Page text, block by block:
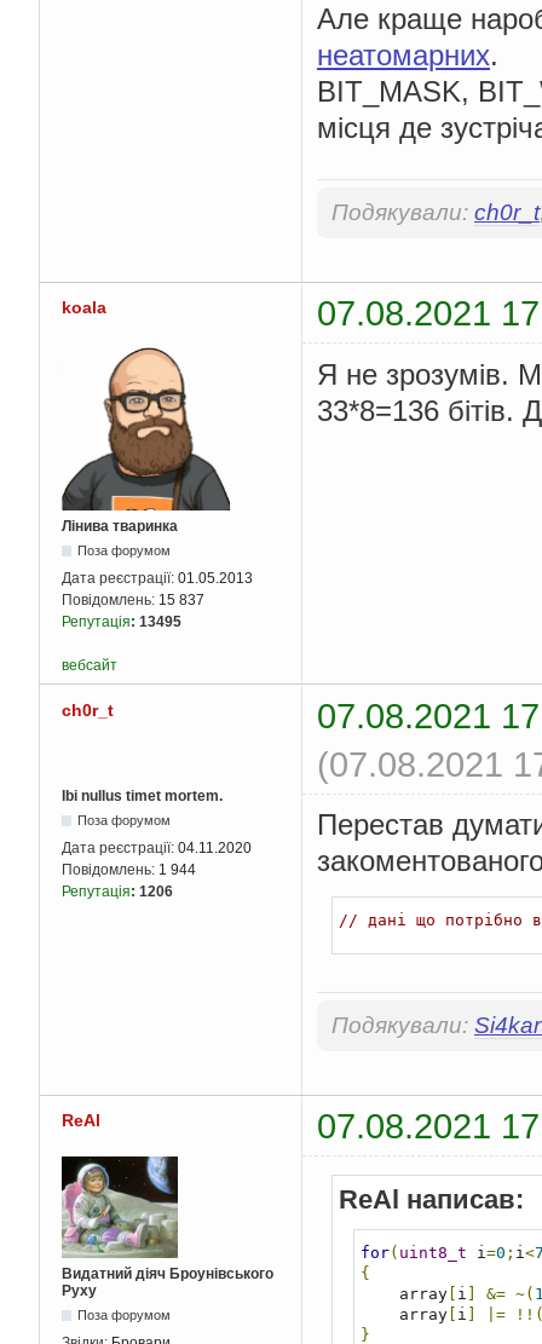
Але краще
неатомарних.
BIT_MASK,
місця де
Подякували: ch0r_t
koala 07.08.2021
Лінива тваринка
Поза форумом
Дата реєстрації: 01.05.2013
Повідомлень: 15 837
Репутація: 13495
Я не зрозумів.
33*8=136
вебсайт
ch0r_t
07.08.2021
(07.08.2021
Ibi nullus timet mortem.
Поза форумом
Дата реєстрації: 04.11.2020
Повідомлень: 1 944
Репутація: 1206
Перестав
// дані що потрібно
Подякували:
ReAl 07.08.2021
Видатний діяч Броунівського
Руху
Поза форумом
ReAl написав:
for( uint8_t i =0 ; i <
{
    array
[ i &= ~(
    array
[ i |=
}